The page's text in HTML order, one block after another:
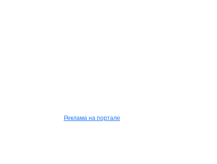
Реклама на портале